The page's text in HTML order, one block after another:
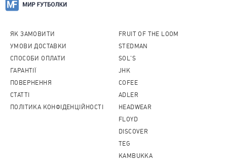
ЯК ЗАМОВИТИ
УМОВИ ДОСТАВКИ
СПОСОБИ ОПЛАТИ
ГАРАНТІЇ
ПОВЕРНЕННЯ
CТАТТІ
ПОЛІТИКА КОНФІДЕНЦІЙНОСТІ
FRUIT OF THE LOOM
STEDMAN
SOL'S
JHK
COFEE
ADLER
HEADWEAR
FLOYD
DISCOVER
TEG
KAMBUKKA